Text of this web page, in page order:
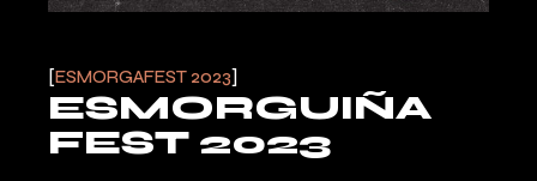
ESMORGAFEST 2023
ESMORGUIÑA
FEST 2023